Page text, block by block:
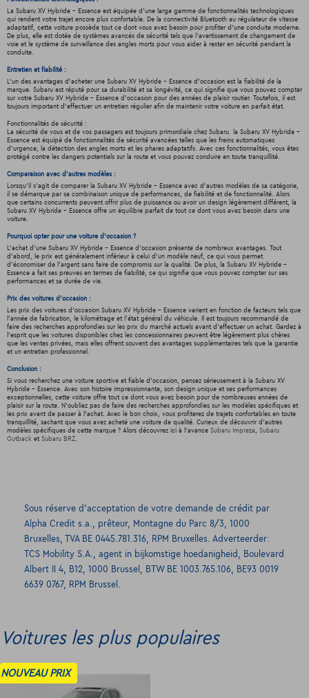
La Subaru XV Hybride - Essence est équipée d'une large gamme de fonctionnalités technologiques
qui rendent votre trajet encore plus confortable. De la connectivité Bluetooth au régulateur de vitesse
adaptatif, cette voiture possède tout ce dont vous avez besoin pour profiter d'une conduite moderne.
De plus, elle est dotée de systèmes avancés de sécurité tels que l'avertissement de changement de
voie et le système de surveillance des angles morts pour vous aider à rester en sécurité pendant la
conduite.
Entretien et fiabilité :
L'un des avantages d'acheter une Subaru XV Hybride - Essence d'occasion est la fiabilité de la
marque. Subaru est réputé pour sa durabilité et sa longévité, ce qui signifie que vous pouvez compter
sur votre Subaru XV Hybride - Essence d'occasion pour des années de plaisir routier. Toutefois, il est
toujours important d'effectuer un entretien régulier afin de maintenir votre voiture en parfait état.
Fonctionnalités de sécurité :
La sécurité de vous et de vos passagers est toujours primordiale chez Subaru. la Subaru XV Hybride -
Essence est équipé de fonctionnalités de sécurité avancées telles que les freins automatiques
d'urgence, la détection des angles morts et les phares adaptatifs. Avec ces fonctionnalités, vous êtes
protégé contre les dangers potentiels sur la route et vous pouvez conduire en toute tranquillité.
Comparaison avec d'autres modèles :
Lorsqu'il s'agit de comparer la Subaru XV Hybride - Essence avec d'autres modèles de sa catégorie,
il se démarque par sa combinaison unique de performances, de fiabilité et de fonctionnalité. Alors
que certains concurrents peuvent offrir plus de puissance ou avoir un design légèrement différent, la
Subaru XV Hybride - Essence offre un équilibre parfait de tout ce dont vous avez besoin dans une
voiture.
Pourquoi opter pour une voiture d'occasion ?
L'achat d'une Subaru XV Hybride - Essence d'occasion présente de nombreux avantages. Tout
d'abord, le prix est généralement inférieur à celui d'un modèle neuf, ce qui vous permet
d'économiser de l'argent sans faire de compromis sur la qualité. De plus, la Subaru XV Hybride -
Essence a fait ses preuves en termes de fiabilité, ce qui signifie que vous pouvez compter sur ses
performances et sa durée de vie.
Prix des voitures d'occasion :
Les prix des voitures d'occasion Subaru XV Hybride - Essence varient en fonction de facteurs tels que
l'année de fabrication, le kilométrage et l'état général du véhicule. Il est toujours recommandé de
faire des recherches approfondies sur les prix du marché actuels avant d'effectuer un achat. Gardez à
l'esprit que les voitures disponibles chez les concessionnaires peuvent être légèrement plus chères
que les ventes privées, mais elles offrent souvent des avantages supplémentaires tels que la garantie
et un entretien professionnel.
Conclusion :
Si vous recherchez une voiture sportive et fiable d'occasion, pensez sérieusement à la Subaru XV
Hybride - Essence. Avec son histoire impressionnante, son design unique et ses performances
exceptionnelles, cette voiture offre tout ce dont vous avez besoin pour de nombreuses années de
plaisir sur la route. N'oubliez pas de faire des recherches approfondies sur les modèles spécifiques et
les prix avant de passer à l'achat. Avec le bon choix, vous profiterez de trajets confortables en toute
tranquillité, sachant que vous avez acheté une voiture de qualité. Curieux de découvrir d'autres
modèles spécifiques de cette marque ? Alors découvrez ici à l'avance Subaru Impreza , Subaru
Outback et Subaru BRZ.
Sous réserve d’acceptation de votre demande de crédit par
Alpha Credit s.a., prêteur, Montagne du Parc 8/3, 1000
Bruxelles, TVA BE 0445.781.316, RPM Bruxelles. Adverteerder:
TCS Mobility S.A., agent in bijkomstige hoedanigheid, Boulevard
Albert II 4, B12, 1000 Brussel, BTW BE 1003.765.106, BE93 0019
6639 0767, RPM Brussel.
Voitures les plus populaires
NOUVEAU PRIX